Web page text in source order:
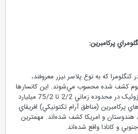
پرکامبرين:
که به نوع پلاسر نيزر معروفند،
کشف شده محسوب مي‌شوند. اين کانسارها
در اواخر آرکئن و اوايل پروتوزوئيک در محدوده زماني 2/2 تا 75/2 ميليارد
(مناطق آرام تکتونيکي) افريقاي
هندوستان و امريکا کشف شده‌اند. مهمترين
و کانادا واقع شده‌اند.